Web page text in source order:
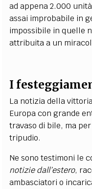
ad appena 2.000
assai improbabile in
impossibile in quelle
attribuita a un
I
La notizia della
Europa con grande
travaso di bile, ma
tripudio.
Ne sono testimoni le
notizie dall’estero,
ambasciatori o